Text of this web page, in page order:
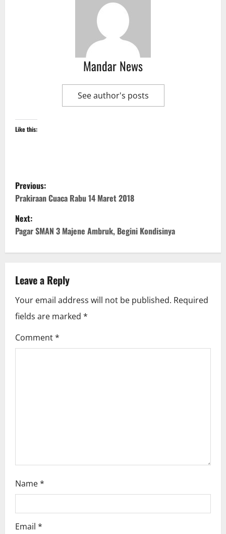
Mandar News
See author's posts
Like this:
P
o
s
a
v
i
g
Previous:
Prakiraan Cuaca Rabu 14 Maret 2018
Next:
Pagar SMAN 3 Majene Ambruk, Begini Kondisinya
Leave a Reply
Your email address will not be published. Required
fields are marked *
Comment*
Name*
Email *